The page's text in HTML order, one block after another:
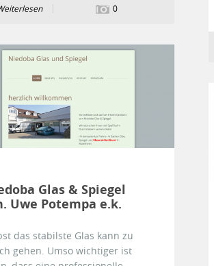
0
Glas & Spiegel
Uwe Potempa e.k.
das stabilste Glas kann zu
gehen. Umso wichtiger ist